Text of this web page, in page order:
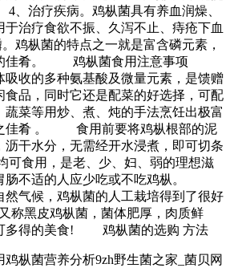
治疗疾病。鸡枞菌具有养血润燥、
治疗食欲不振、久泻不止、痔疮下血
枞菌的特点之一就是富含磷元素，
的佳肴。 鸡枞菌食用注意事项
吸收的多种氨基酸及微量元素，是馈赠
食品，同时它还是配菜的好选择，可配
菜等用炒、煮、炖的手法烹饪出极富
佳肴 。 食用前要将鸡枞根部的泥
沥干水分，无需经开水浸煮，即可切条
食用，是老、少、妇、弱的理想滋
肠不适的人应少吃或不吃鸡枞。
然气候，鸡枞菌的人工栽培得到了很好
称黑皮鸡枞菌，菌体肥厚，肉质鲜
多得的美食! 鸡枞菌的选购 方法
9zh野生菌之家_菌贝网